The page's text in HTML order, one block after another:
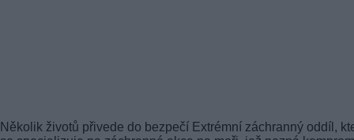
Několik životů přivede do bezpečí Extrémní záchranný oddíl,